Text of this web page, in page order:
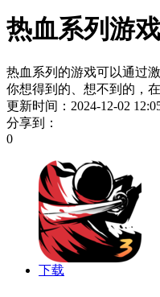
热血系列游
热血系列的游戏可以通过
你想得到的、想不到的，
更新时间：2024-12-02
分享到：
0
下载